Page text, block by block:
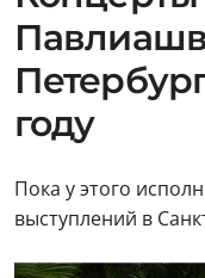
году
Пока у этого
выступлений в